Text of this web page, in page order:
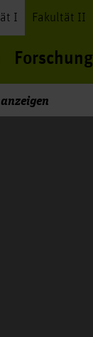
I Fakultät II
Forschung